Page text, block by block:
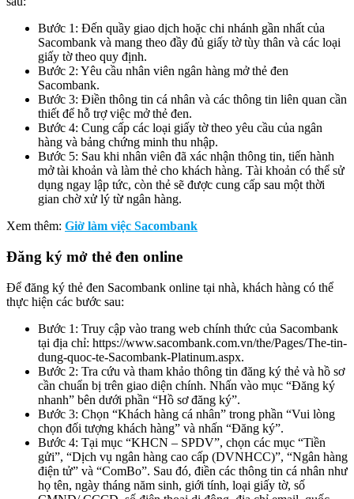
Bước 1: Đến quầy giao dịch hoặc chi nhánh gần nhất của
Sacombank và mang theo đầy đủ giấy tờ tùy thân và các loại
giấy tờ theo quy định.
Bước 2: Yêu cầu nhân viên ngân hàng mở thẻ đen
Sacombank.
Bước 3: Điền thông tin cá nhân và các thông tin liên quan cần
thiết để hỗ trợ việc mở thẻ đen.
Bước 4: Cung cấp các loại giấy tờ theo yêu cầu của ngân
hàng và bảng chứng minh thu nhập.
Bước 5: Sau khi nhân viên đã xác nhận thông tin, tiến hành
mở tài khoản và làm thẻ cho khách hàng. Tài khoản có thể sử
dụng ngay lập tức, còn thẻ sẽ được cung cấp sau một thời
gian chờ xử lý từ ngân hàng.
Xem thêm: Giờ làm việc Sacombank
Đăng ký mở thẻ đen online
Để đăng ký thẻ đen Sacombank online tại nhà, khách hàng có thể
thực hiện các bước sau:
Bước 1: Truy cập vào trang web chính thức của Sacombank
tại địa chỉ: https://www.sacombank.com.vn/the/Pages/The-tin-
dung-quoc-te-Sacombank-Platinum.aspx.
Bước 2: Tra cứu và tham khảo thông tin đăng ký thẻ và hồ sơ
cần chuẩn bị trên giao diện chính. Nhấn vào mục “Đăng ký
nhanh” bên dưới phần “Hồ sơ đăng ký”.
Bước 3: Chọn “Khách hàng cá nhân” trong phần “Vui lòng
chọn đối tượng khách hàng” và nhấn “Đăng ký”.
Bước 4: Tại mục “KHCN – SPDV”, chọn các mục “Tiền
gửi”, “Dịch vụ ngân hàng cao cấp (DVNHCC)”, “Ngân hàng
điện tử” và “ComBo”. Sau đó, điền các thông tin cá nhân như
họ tên, ngày tháng năm sinh, giới tính, loại giấy tờ, số